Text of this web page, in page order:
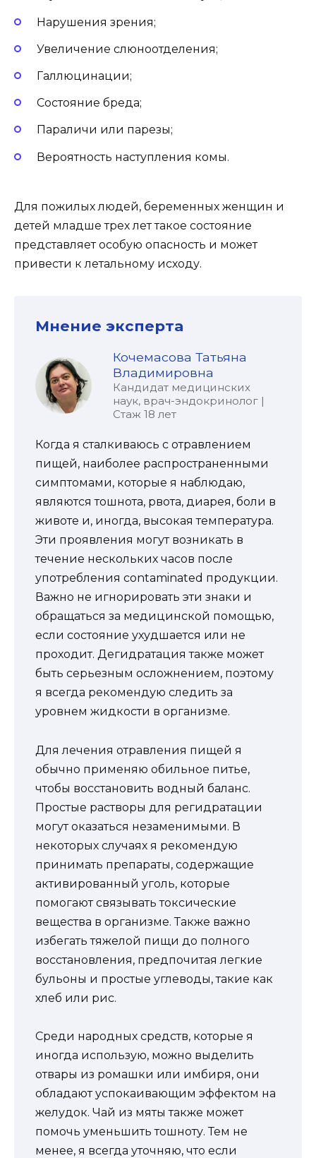
Нарушения зрения;
Увеличение слюноотделения;
Галлюцинации;
Состояние бреда;
Параличи или парезы;
Вероятность наступления комы.
Для пожилых людей, беременных женщин и
детей младше трех лет такое состояние
представляет особую опасность и может
привести к летальному исходу.
Мнение эксперта
Кочемасова Татьяна
Владимировна
Кандидат медицинских
наук, врач-эндокринолог |
Стаж 18 лет
Когда я сталкиваюсь с отравлением
пищей, наиболее распространенными
симптомами, которые я наблюдаю,
являются тошнота, рвота, диарея, боли в
животе и, иногда, высокая температура.
Эти проявления могут возникать в
течение нескольких часов после
употребления contaminated продукции.
Важно не игнорировать эти знаки и
обращаться за медицинской помощью,
если состояние ухудшается или не
проходит. Дегидратация также может
быть серьезным осложнением, поэтому
я всегда рекомендую следить за
уровнем жидкости в организме.
Для лечения отравления пищей я
обычно применяю обильное питье,
чтобы восстановить водный баланс.
Простые растворы для регидратации
могут оказаться незаменимыми. В
некоторых случаях я рекомендую
принимать препараты, содержащие
активированный уголь, которые
помогают связывать токсические
вещества в организме. Также важно
избегать тяжелой пищи до полного
восстановления, предпочитая легкие
бульоны и простые углеводы, такие как
хлеб или рис.
Среди народных средств, которые я
иногда использую, можно выделить
отвары из ромашки или имбиря, они
обладают успокаивающим эффектом на
желудок. Чай из мяты также может
помочь уменьшить тошноту. Тем не
менее, я всегда уточняю, что если